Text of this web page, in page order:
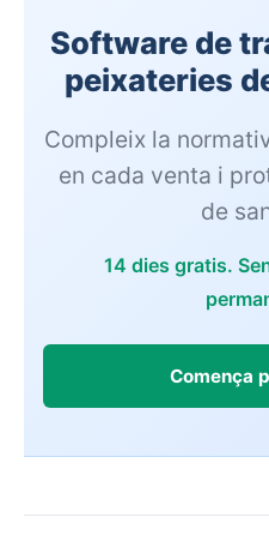
Software de
peixateries
Compleix la
en cada venta i
de
14 dies gratis.
Comença